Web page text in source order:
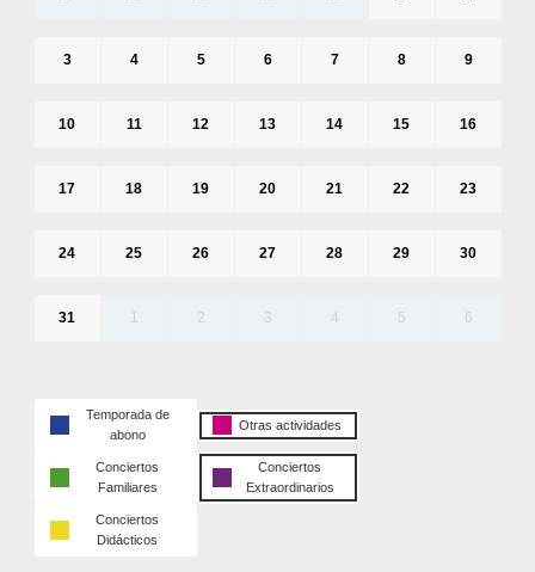
3 4 5 6 7 8 9
10 11 12 13 14 15 16
17 18 19 20 21 22 23
24 25 26 27 28 29 30
31 1 2 3 4 5 6
Temporada de
abono
Otras actividades
Conciertos
Familiares
Conciertos
Extraordinarios
Conciertos
Didácticos